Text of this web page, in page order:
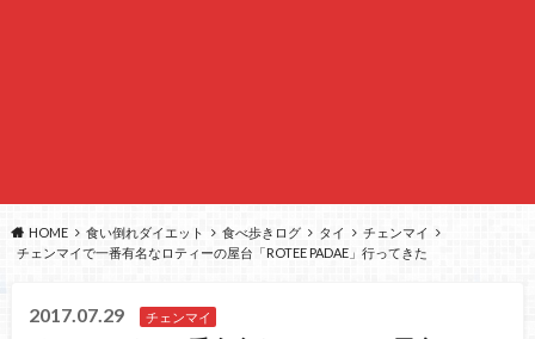
HOME 食い倒れダイエット 食べ歩きログ タイ
チェンマイ
チェンマイで一番有名なロティーの屋台「ROTEE PADAE」行ってきた
2017.07.29 チェンマイ